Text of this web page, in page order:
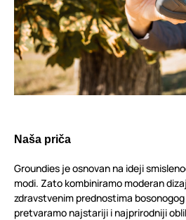
Naša priča
Groundies je osnovan na ideji
modi. Zato kombiniramo moderan
zdravstvenim prednostima
pretvaramo najstariji i najprirodniji